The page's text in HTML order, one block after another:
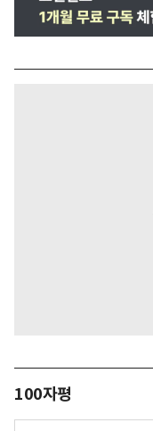
100자평